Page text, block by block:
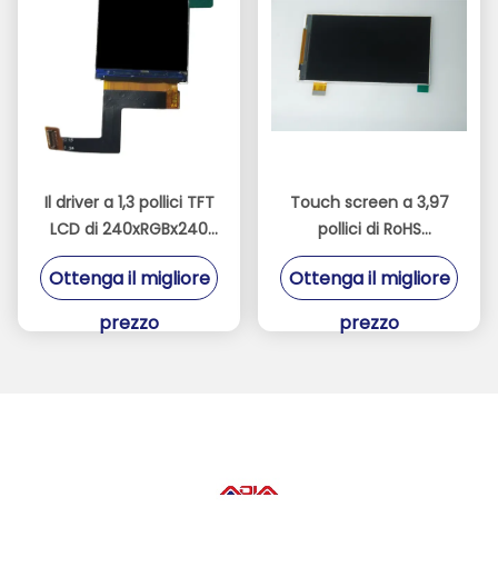
Il driver a 1,3 pollici TFT
LCD di 240xRGBx240
ST7789V visualizza
Ottenga il migliore
prezzo
Touch screen a 3,97
pollici di RoHS
480X800 Mipi Dsi con
bianco 8 LED
Ottenga il migliore
prezzo